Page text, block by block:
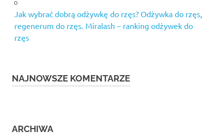
Jak wybrać dobrą odżywkę do rzęs? Odżywka do rzęs,
regenerum do rzęs. Miralash – ranking odżywek do
rzęs
NAJNOWSZE KOMENTARZE
ARCHIWA